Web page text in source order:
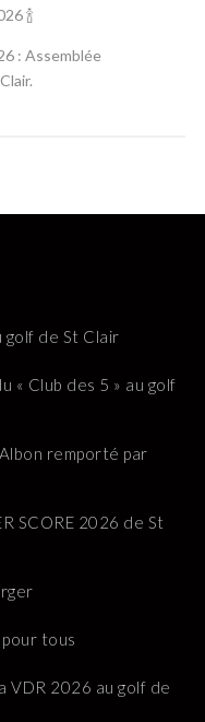
🍾
: Assemblée
golf de St Clair
« Club des 5 » au golf
remporté par
SCORE 2026 de St
tous
VDR 2026 au golf de